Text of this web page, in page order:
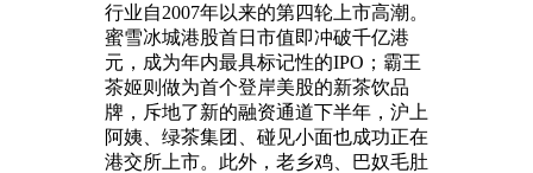
行业自2007年以来的第四轮上市高潮。
蜜雪冰城港股首日市值即冲破千亿港
元，成为年内最具标记性的IPO；霸王
茶姬则做为首个登岸美股的新茶饮品
牌，斥地了新的融资通道下半年，沪上
阿姨、绿茶集团、碰见小面也成功正在
港交所上市。此外，老乡鸡、巴奴毛肚